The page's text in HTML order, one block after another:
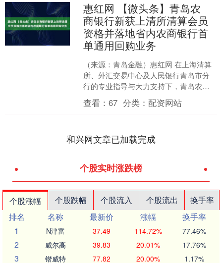
惠红网 【微头条】青岛农
商银行新获上清所清算会员
资格并落地省内农商银行首
单通用回购业务
（来源：青岛金融）惠红网 在上海清算
所、外汇交易中心及人民银行青岛市分
行的专业指导与大力支持下，青岛农商
银行于2025年国庆节前喜获上海清算所
清算会员资格，是山....
查看：67 分类：配资网站
和兴网文章已加载完成
个股实时涨跌榜
个股涨幅 个股跌幅 个股流入 个股流出
换手率
排名
名称 最新价 涨幅
换手率
1
N津富 37.49 114.72% 77.46%
2 威尔高 39.83 20.01% 17.76%
3 锴威特 77.82 20.00% 1.17%